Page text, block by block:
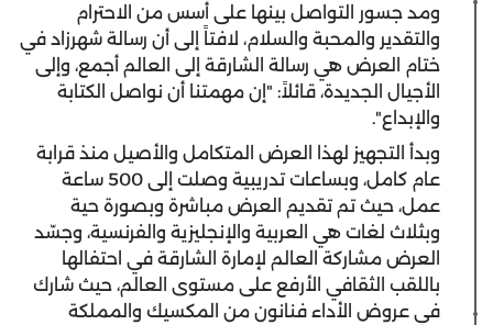
ومد جسور التواصل بينها على أسس من الاحترام
والتقدير والمحبة والسلام، لافتاً إلى أن رسالة شهرزاد في
ختام العرض هي رسالة الشارقة إلى العالم أجمع، وإلى
الأجيال الجديدة، قائلاً: "إن مهمتنا أن نواصل الكتابة
والإبداع".
‎وبدأ التجهيز لهذا العرض المتكامل والأصيل منذ قرابة
عام كامل، وبساعات تدريبية وصلت إلى 500 ساعة
عمل، حيث تم تقديم العرض مباشرة وبصورة حية
وبثلاث لغات هي العربية والإنجليزية والفرنسية، وجسّد
العرض مشاركة العالم لإمارة الشارقة في احتفالها
باللقب الثقافي الأرفع على مستوى العالم، حيث شارك
في عروض الأداء فنانون من المكسيك والمملكة